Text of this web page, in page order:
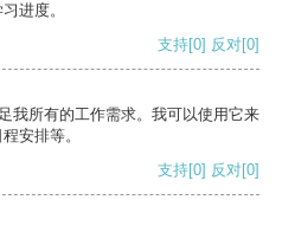
进度。
支持[0] 反对[0]
我所有的工作需求。我可以使用它来
安排等。
支持[0] 反对[0]